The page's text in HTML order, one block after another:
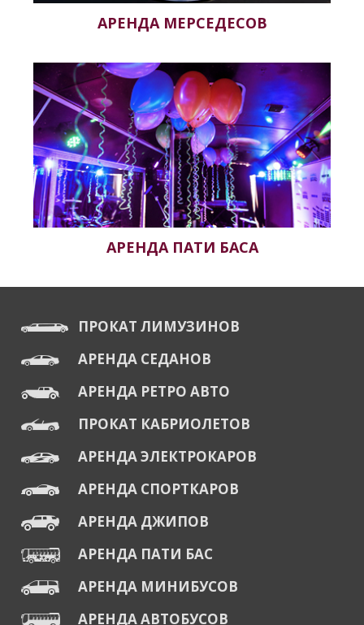
АРЕНДА МЕРСЕДЕСОВ
АРЕНДА ПАТИ БАСА
ПРОКАТ ЛИМУЗИНОВ
АРЕНДА СЕДАНОВ
АРЕНДА РЕТРО АВТО
ПРОКАТ КАБРИОЛЕТОВ
АРЕНДА ЭЛЕКТРОКАРОВ
АРЕНДА СПОРТКАРОВ
АРЕНДА ДЖИПОВ
АРЕНДА ПАТИ БАС
АРЕНДА МИНИБУСОВ
АРЕНДА АВТОБУСОВ